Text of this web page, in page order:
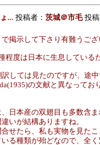
... 投稿者： 茨城＠市毛 投
掲示して下さり有難うござ
度は日本に生息している
しては見たのですが、途
の文献と異なって
日本産の双翅目も多数含
いが結構ありますね。
せたら、私も実物を見た
る種類が殆どなので、全